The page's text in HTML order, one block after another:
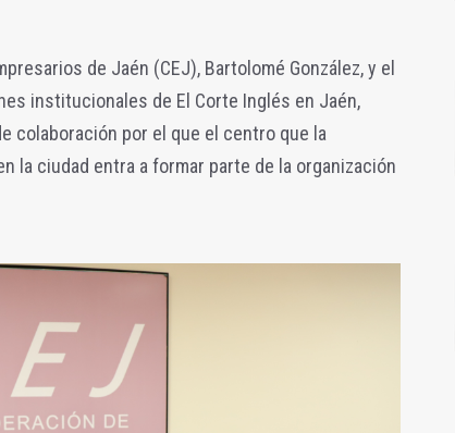
de Jaén (CEJ), Bartolomé González, y el
institucionales de El Corte Inglés en Jaén,
colaboración por el que el centro que la
la ciudad entra a formar parte de la organización